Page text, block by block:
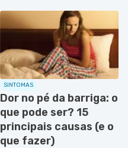
SINTOMAS
Dor no pé da barriga: o
que pode ser? 15
principais causas (e o
que fazer)